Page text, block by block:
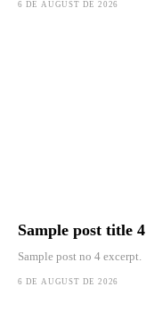
6 DE AUGUST DE 2026
Sample post title 4
Sample post no 4 excerpt.
6 DE AUGUST DE 2026